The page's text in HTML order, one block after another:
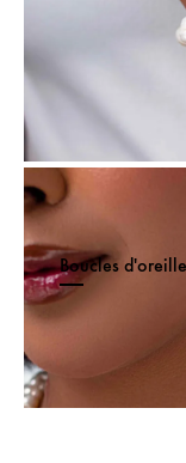
Boucles